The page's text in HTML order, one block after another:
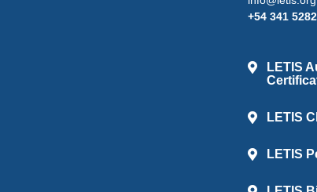
+54 341
LETIS
LETIS
LETIS